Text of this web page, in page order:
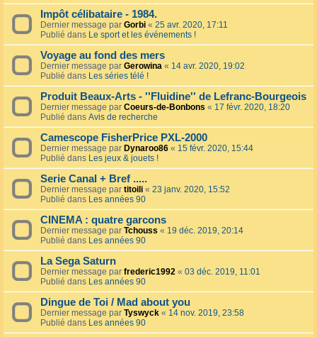
Impôt célibataire - 1984.
Dernier message par Gorbi « 25 avr. 2020, 17:11
Publié dans Le sport et les événements !
Voyage au fond des mers
Dernier message par Gerowina « 14 avr. 2020, 19:02
Publié dans Les séries télé !
Produit Beaux-Arts - ''Fluidine'' de Lefranc-Bourgeois
Dernier message par Coeurs-de-Bonbons « 17 févr. 2020, 18:20
Publié dans Avis de recherche
Camescope FisherPrice PXL-2000
Dernier message par Dynaroo86 « 15 févr. 2020, 15:44
Publié dans Les jeux & jouets !
Serie Canal + Bref .....
Dernier message par titoili « 23 janv. 2020, 15:52
Publié dans Les années 90
CINEMA : quatre garcons
Dernier message par Tchouss « 19 déc. 2019, 20:14
Publié dans Les années 90
La Sega Saturn
Dernier message par frederic1992 « 03 déc. 2019, 11:01
Publié dans Les années 90
Dingue de Toi / Mad about you
Dernier message par Tyswyck « 14 nov. 2019, 23:58
Publié dans Les années 90